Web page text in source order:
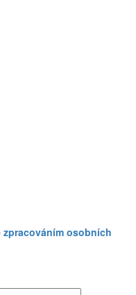
zpracováním osobních